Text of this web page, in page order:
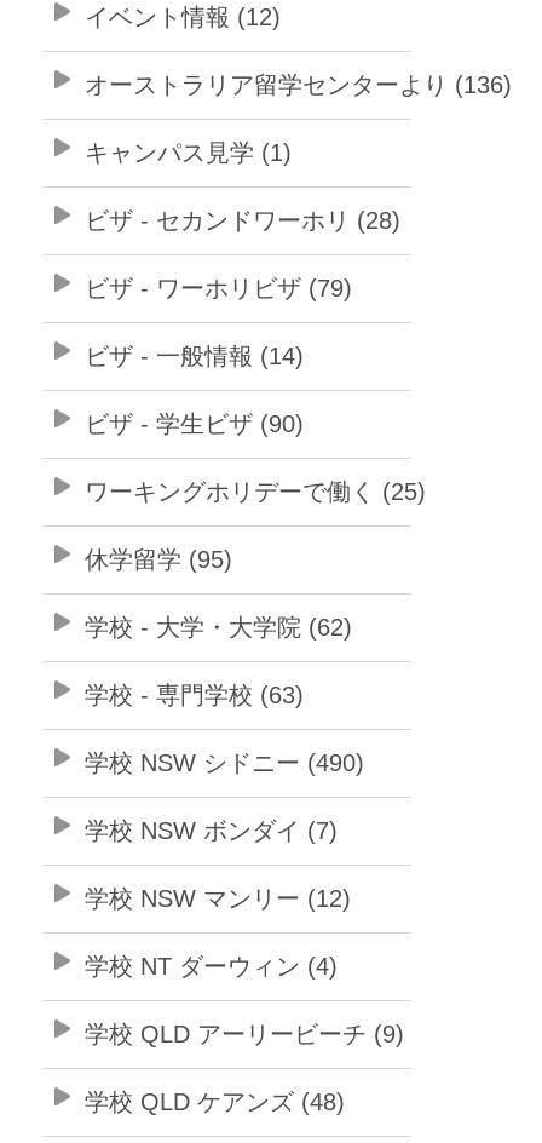
イベント情報 (12)
オーストラリア留学センターより (136)
キャンパス見学 (1)
ビザ - セカンドワーホリ (28)
ビザ - ワーホリビザ (79)
ビザ - 一般情報 (14)
ビザ - 学生ビザ (90)
ワーキングホリデーで働く (25)
休学留学 (95)
学校 - 大学・大学院 (62)
学校 - 専門学校 (63)
学校 NSW シドニー (490)
学校 NSW ボンダイ (7)
学校 NSW マンリー (12)
学校 NT ダーウィン (4)
学校 QLD アーリービーチ (9)
学校 QLD ケアンズ (48)